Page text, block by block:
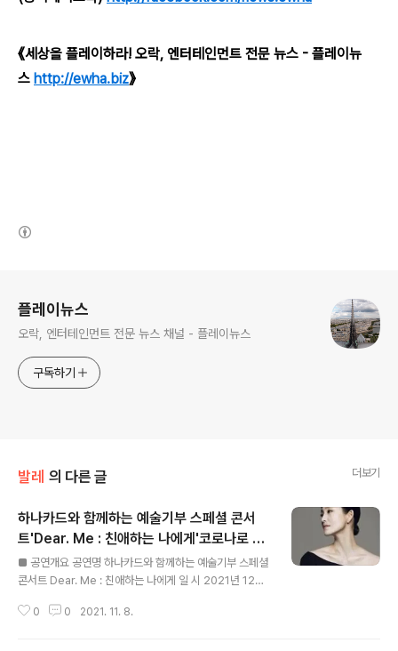
《세상을 플레이하라! 오락, 엔터테인먼트 전문 뉴스 - 플레이뉴
스 http://ewha.biz》
플레이뉴스
오락, 엔터테인먼트 전문 뉴스 채널 - 플레이뉴스
구독하기
발레 의 다른 글 더보기
하나카드와 함께하는 예술기부 스페셜 콘서
트'Dear. Me : 친애하는 나에게'코로나로 지
친 ‘나’에게 주는 선물 같은 이야기
■ 공연개요 공연명 하나카드와 함께하는 예술기부 스페셜
콘서트 Dear. Me : 친애하는 나에게 일 시 2021년 12월
소 예술의전당 IBK챔버홀 입 장 권 R석 5만원 S석 3만원
0 0 2021. 11. 8.